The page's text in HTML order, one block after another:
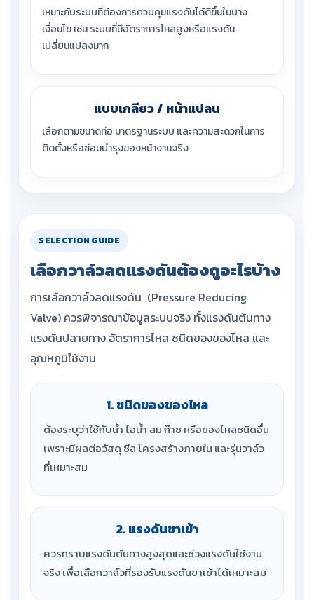
เหมาะกับระบบที่ต้องการควบคุมแรงดันได้ดีขึ้นในบาง
เงื่อนไข เช่น ระบบที่มีอัตราการไหลสูงหรือแรงดัน
เปลี่ยนแปลงมาก
แบบเกลียว / หน้าแปลน
เลือกตามขนาดท่อ มาตรฐานระบบ และความสะดวกในการ
ติดตั้งหรือซ่อมบำรุงของหน้างานจริง
SELECTION GUIDE
เลือกวาล์วลดแรงดันต้องดูอะไรบ้าง
การเลือกวาล์วลดแรงดัน (Pressure Reducing
Valve) ควรพิจารณาข้อมูลระบบจริง ทั้งแรงดันต้นทาง
แรงดันปลายทาง อัตราการไหล ชนิดของของไหล และ
อุณหภูมิใช้งาน
1. ชนิดของของไหล
ต้องระบุว่าใช้กับน้ำ ไอน้ำ ลม ก๊าซ หรือของไหลชนิดอื่น
เพราะมีผลต่อวัสดุ ซีล โครงสร้างภายใน และรุ่นวาล์ว
ที่เหมาะสม
2. แรงดันขาเข้า
ควรทราบแรงดันต้นทางสูงสุดและช่วงแรงดันใช้งาน
จริง เพื่อเลือกวาล์วที่รองรับแรงดันขาเข้าได้เหมาะสม